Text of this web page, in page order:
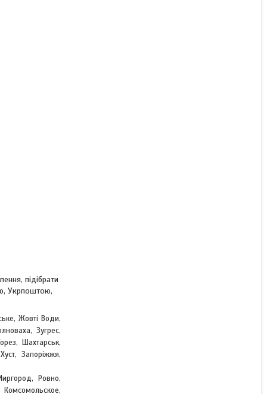
підібрати
Укрпоштою,
Жовті Води,
Зугрес,
Шахтарськ,
Запоріжжя,
Ровно,